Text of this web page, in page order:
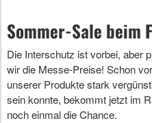
Sommer-Sale beim
Die Interschutz ist vorbei, aber
wir die Messe-Preise! Schon
unserer Produkte stark
sein konnte, bekommt jetzt im
noch einmal die Chance.